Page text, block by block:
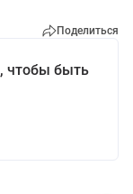
Поделиться
, чтобы быть